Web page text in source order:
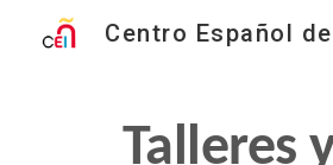
Centro Español
Talleres